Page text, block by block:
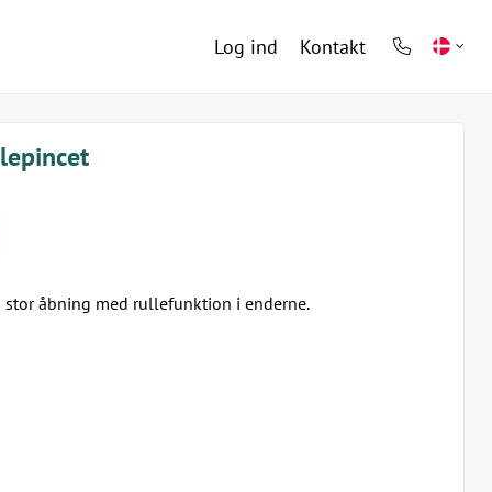
Log ind Kontakt
phone
stor åbning med rullefunktion i enderne.